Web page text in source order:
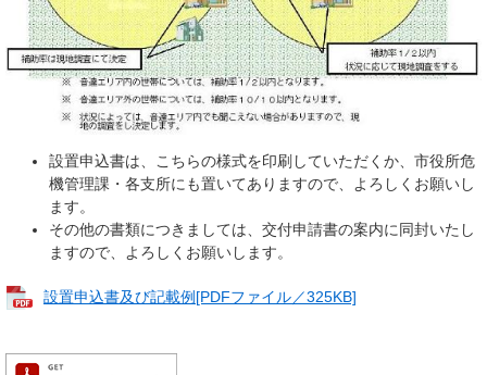
設置申込書は、こちらの様式を印刷していただくか、市役所危
機管理課・各支所にも置いてありますので、よろしくお願いし
ます。
その他の書類につきましては、交付申請書の案内に同封いたし
ますので、よろしくお願いします。
設置申込書及び記載例[PDFファイル／325KB]